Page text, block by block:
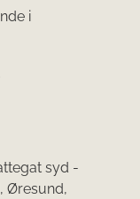
i
syd -
Øresund,